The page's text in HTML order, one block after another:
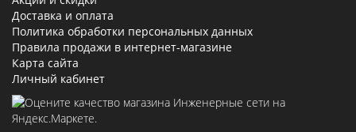
Доставка и оплата
Политика обработки персональных данных
Правила продажи в интернет-магазине
Карта сайта
Личный кабинет